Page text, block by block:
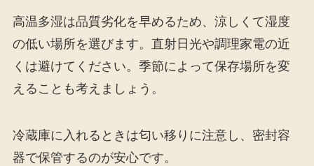
高温多湿は品質劣化を早めるため、涼しくて湿度
の低い場所を選びます。直射日光や調理家電の近
くは避けてください。季節によって保存場所を変
えることも考えましょう。
冷蔵庫に入れるときは匂い移りに注意し、密封容
器で保管するのが安心です。